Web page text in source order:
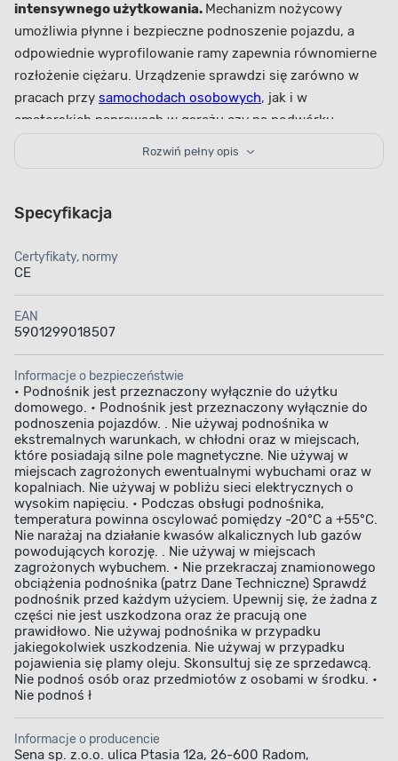
intensywnego użytkowania. Mechanizm nożycowy
umożliwia płynne i bezpieczne podnoszenie pojazdu, a
odpowiednie wyprofilowanie ramy zapewnia równomierne
rozłożenie ciężaru. Urządzenie sprawdzi się zarówno w
pracach przy samochodach osobowych, jak i w
amatorskich naprawach w garażu czy na podwórku.
Funkcjonalność i wygoda obsługi –
codziennym użytkowaniu
podnoszenia, który pozwala na szybkie ustawienie
transport podnośnika do różnych miejsc pracy, a
Produkt sprawdza się idealnie przy wymianie kół, pracach
serwisowych lub przeglądach technicznych w domu.
Praktyczne zastosowanie –
niezastąpione narzędzie w domu i
warsztacie
Podnośnik PROWERK 1 t sprawdzi się w codziennych
pracach warsztatowych i przy drobnych naprawach
samochodowych. Dzięki kompaktowej budowie można go
przechowywać w garażu, piwnicy lub bagażniku
samochodu, mając pewność, że w razie potrzeby będzie
dostępny w każdej chwili.Stabilność i wytrzymałość
podnośnika pozwala wykonywać różnorodne prace
serwisowe w sposób bezpieczny, wygodny i efektywny.
Rozwiń pełny opis
Specyfikacja
Certyfikaty, normy
CE
EAN
5901299018507
Informacje o bezpieczeństwie
• Podnośnik jest przeznaczony wyłącznie do użytku
domowego. • Podnośnik jest przeznaczony wyłącznie do
podnoszenia pojazdów. . Nie używaj podnośnika w
ekstremalnych warunkach, w chłodni oraz w miejscach,
które posiadają silne pole magnetyczne. Nie używaj w
miejscach zagrożonych ewentualnymi wybuchami oraz w
kopalniach. Nie używaj w pobliżu sieci elektrycznych o
wysokim napięciu. • Podczas obsługi podnośnika,
temperatura powinna oscylować pomiędzy -20°C a +55°C.
Nie narażaj na działanie kwasów alkalicznych lub gazów
powodujących korozję. . Nie używaj w miejscach
zagrożonych wybuchem. • Nie przekraczaj znamionowego
obciążenia podnośnika (patrz Dane Techniczne) Sprawdź
podnośnik przed każdym użyciem. Upewnij się, że żadna z
części nie jest uszkodzona oraz że pracują one
prawidłowo. Nie używaj podnośnika w przypadku
jakiegokolwiek uszkodzenia. Nie używaj w przypadku
pojawienia się plamy oleju. Skonsultuj się ze sprzedawcą.
Nie podnoś osób oraz przedmiotów z osobami w środku. •
Nie podnoś ł
Informacje o producencie
Sena sp. z.o.o. ulica Ptasia 12a, 26-600 Radom,